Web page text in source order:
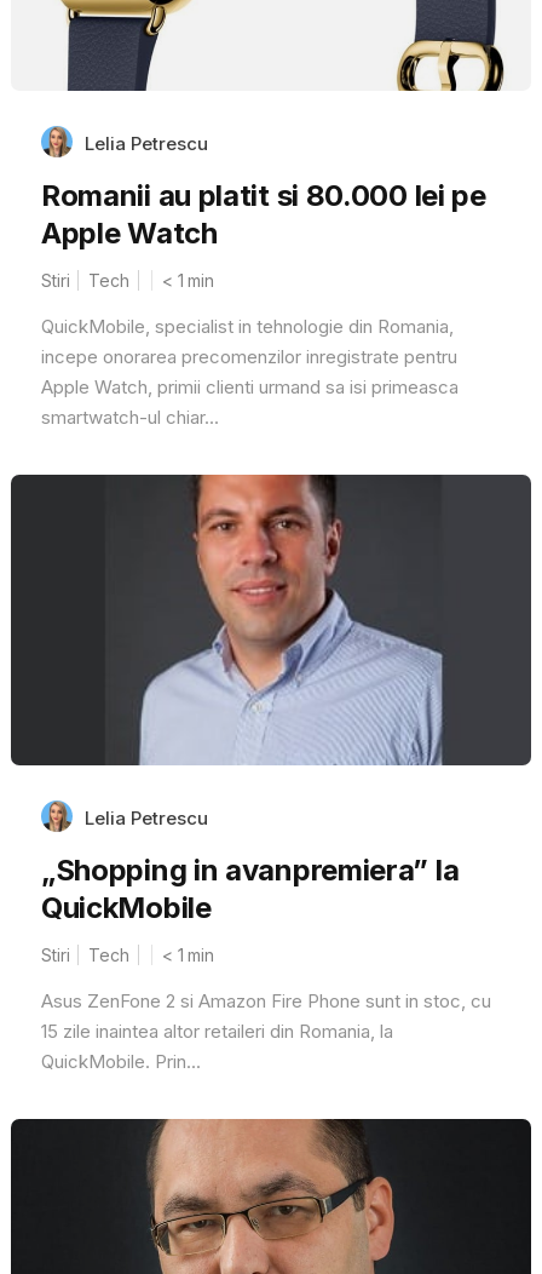
Lelia Petrescu
Romanii au platit si 80.000 lei pe
Apple Watch
Stiri Tech < 1 min
QuickMobile, specialist in tehnologie din Romania,
incepe onorarea precomenzilor inregistrate pentru
Apple Watch, primii clienti urmand sa isi primeasca
smartwatch-ul chiar...
Lelia Petrescu
„Shopping in avanpremiera” la
QuickMobile
Stiri Tech < 1 min
Asus ZenFone 2 si Amazon Fire Phone sunt in stoc, cu
15 zile inaintea altor retaileri din Romania, la
QuickMobile. Prin...